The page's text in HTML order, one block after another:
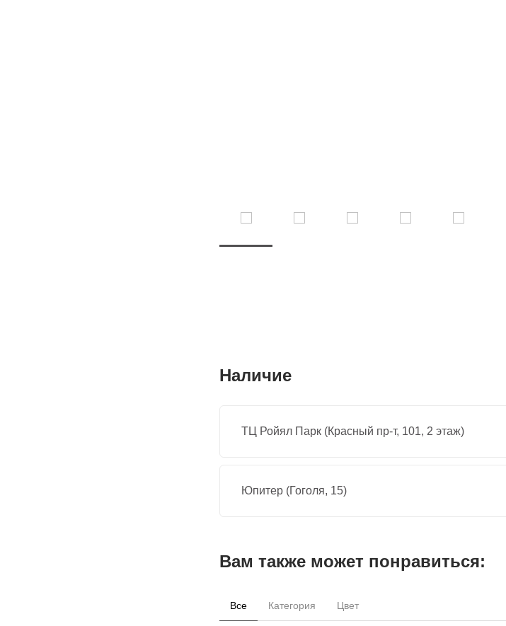
Наличие
ТЦ Ройял Парк (Красный пр-т, 101, 2 этаж)
Юпитер (Гоголя, 15)
Вам также может понравиться:
Все Категория Цвет